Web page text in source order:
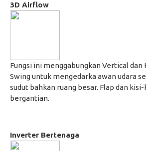
3D Airflow
Fungsi ini menggabungkan Vertical
Swing untuk mengedarka awan udara
sudut bahkan ruang besar. Flap dan
bergantian.
Inverter Bertenaga